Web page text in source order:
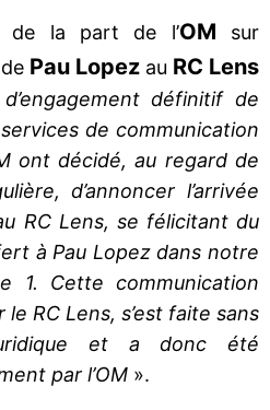
de la part de l’OM sur
Pau Lopez au RC Lens
d’engagement définitif de
de communication
ont décidé, au regard de
d’annoncer l’arrivée
RC Lens, se félicitant du
à Pau Lopez dans notre
1. Cette communication
RC Lens, s’est faite sans
et a donc été
par l’OM ».